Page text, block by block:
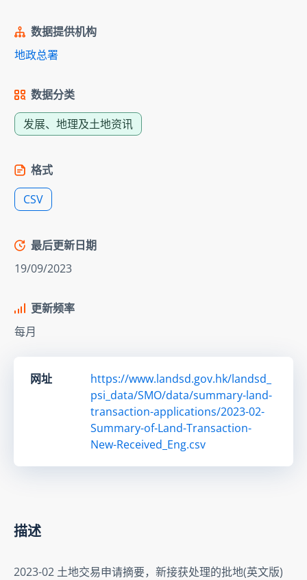
数据提供机构
地政总署
数据分类
发展、地理及土地资讯
格式
CSV
最后更新日期
19/09/2023
更新频率
每月
网址
https://www.landsd.gov.hk/landsd_
psi_data/SMO/data/summary-land-
transaction-applications/2023-02-
Summary-of-Land-Transaction-
New-Received_Eng.csv
描述
2023-02 土地交易申请摘要，新接获处理的批地(英文版)